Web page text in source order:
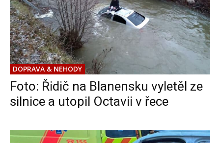
DOPRAVA & NEHODY
Foto: Řidič na Blanensku vyletěl ze
silnice a utopil Octavii v řece